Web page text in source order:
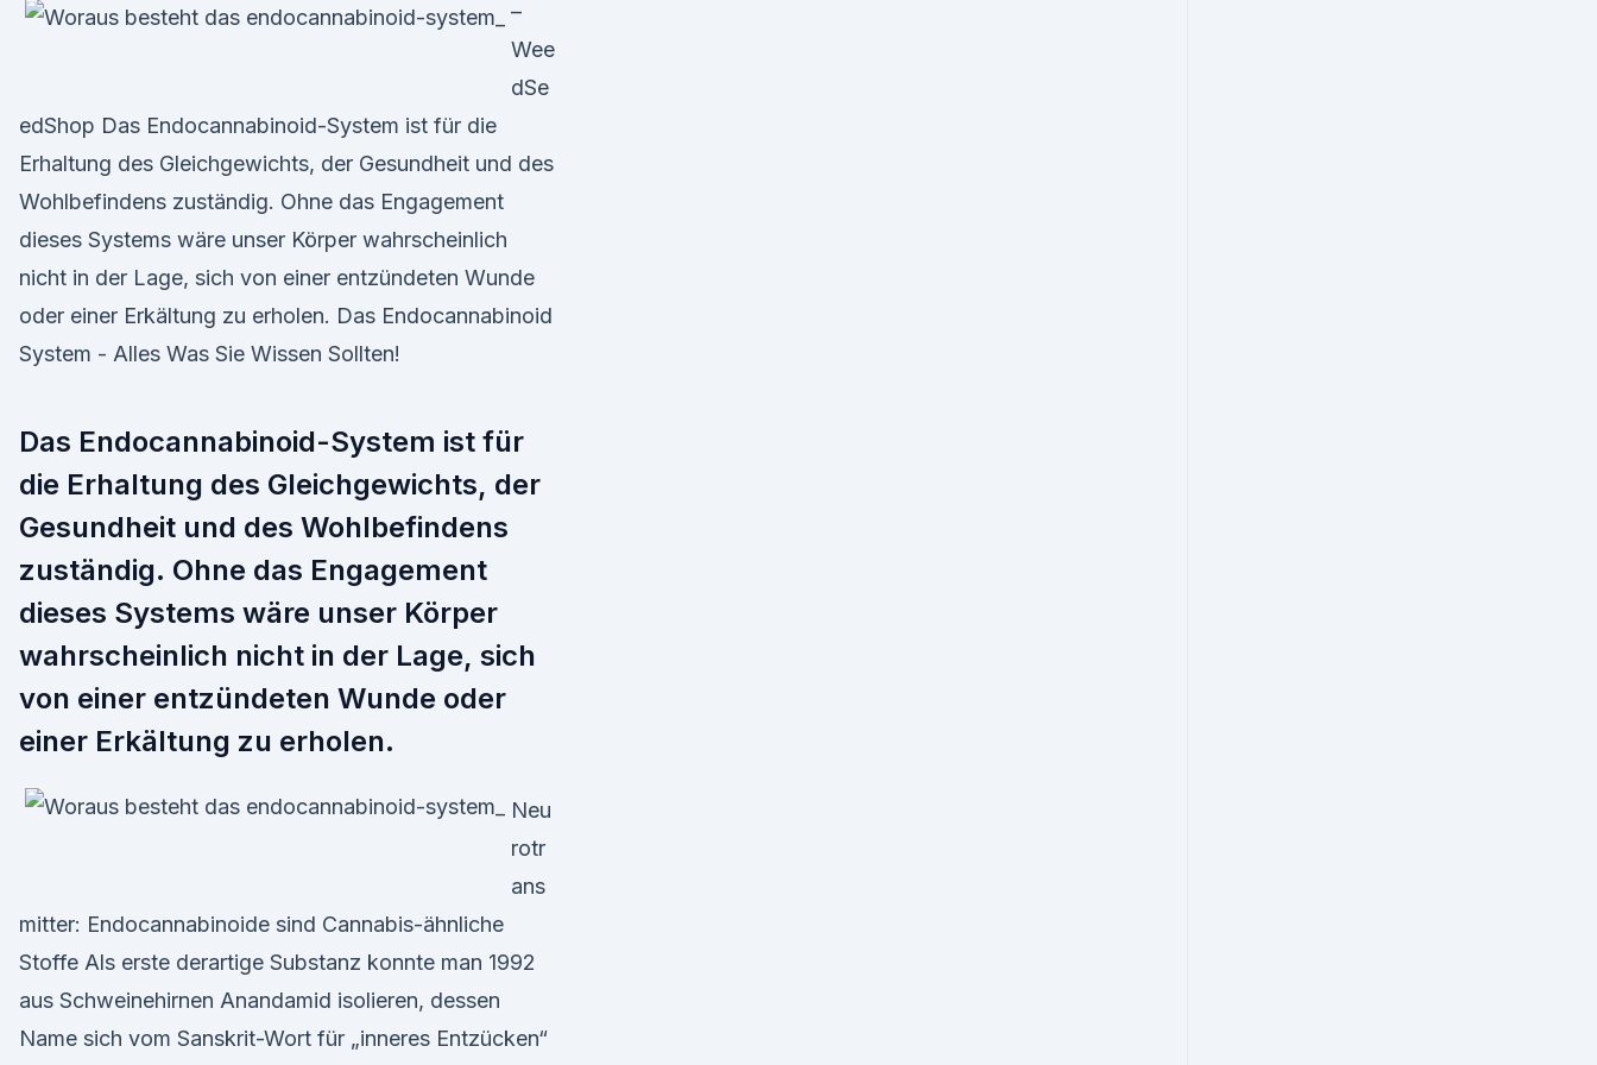
–
Wee
dSe
edShop Das Endocannabinoid-System ist für die
Erhaltung des Gleichgewichts, der Gesundheit und des
Wohlbefindens zuständig. Ohne das Engagement
dieses Systems wäre unser Körper wahrscheinlich
nicht in der Lage, sich von einer entzündeten Wunde
oder einer Erkältung zu erholen. Das Endocannabinoid
System - Alles Was Sie Wissen Sollten!
Das Endocannabinoid-System ist für
die Erhaltung des Gleichgewichts, der
Gesundheit und des Wohlbefindens
zuständig. Ohne das Engagement
dieses Systems wäre unser Körper
wahrscheinlich nicht in der Lage, sich
von einer entzündeten Wunde oder
einer Erkältung zu erholen.
Neu
rotr
ans
mitter: Endocannabinoide sind Cannabis-ähnliche
Stoffe Als erste derartige Substanz konnte man 1992
aus Schweinehirnen Anandamid isolieren, dessen
Name sich vom Sanskrit-Wort für „inneres Entzücken“